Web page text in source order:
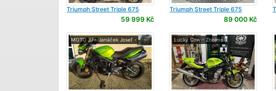
Triumph Street Triple 675
59 999 Kč
Triumph Street Triple 675
89 000 Kč
MOTO JJ - Janáček Josef - Lucky Cow - Znojmo